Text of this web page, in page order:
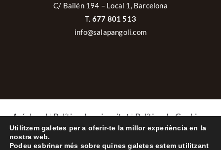
C/ Bailén 194 – Local 1, Barcelona
T. 677 801 513
info@salapangoli.com
Avís legal|Política de privacitat|Política de Cookies
|Política de cancel·lacions i devolucions
Powered byGM Cloud Design
Utilitzem galetes per a oferir-te la millor experiència en la
nostra web.
Podeu esbrinar més sobre quines galetes estem utilitzant